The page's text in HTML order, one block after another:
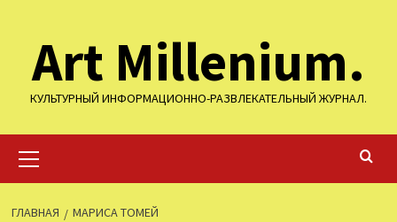
содержимому
Art Millenium.
КУЛЬТУРНЫЙ ИНФОРМАЦИОННО-РАЗВЛЕКАТЕЛЬНЫЙ ЖУРНАЛ.
меню
ГЛАВНАЯ МАРИСА ТОМЕЙ